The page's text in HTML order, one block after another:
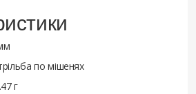
по мішенях
г